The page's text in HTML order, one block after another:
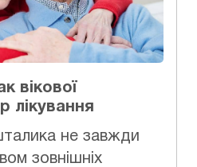
вікової
лікування
не завжди
зовнішніх